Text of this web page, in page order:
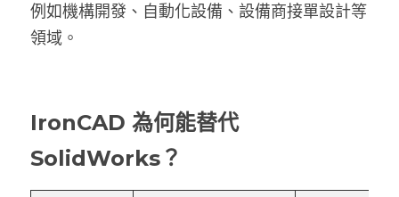
例如機構開發、自動化設備、設備商接單設計等
領域。
IronCAD 為何能替代
SolidWorks？